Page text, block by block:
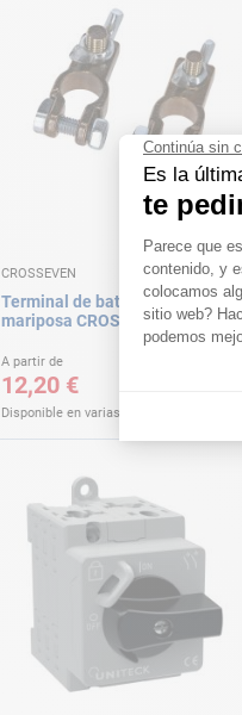
CROSSEVEN
Terminal de batería de
mariposa CROSSEVEN
A partir de
12,20 €
Disponible en varias versiones